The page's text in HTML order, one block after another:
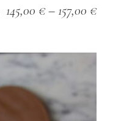
145,00 €–157,00 €